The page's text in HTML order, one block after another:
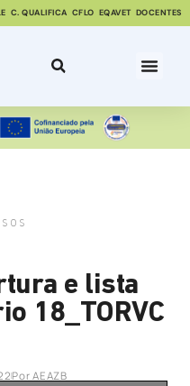
C. QUALIFICA CFLO EQAVET DOCENTES
e lista
18_TORVC
Por AEAZB